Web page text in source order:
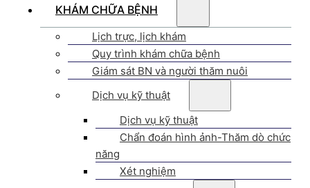
KHÁM CHỮA BỆNH
Lịch trực, lịch khám
Quy trình khám chữa bệnh
Giám sát BN và người thăm nuôi
Dịch vụ kỹ thuật
Dịch vụ kỹ thuật
Chẩn đoán hình ảnh-Thăm dò chức
năng
Xét nghiệm